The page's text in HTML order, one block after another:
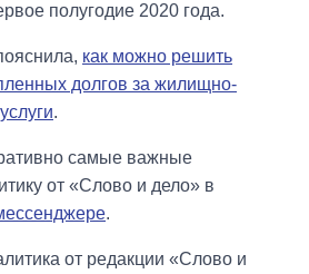
полугодие 2020 года.
как можно решить
долгов за жилищно-
.
самые важные
от «Слово и дело» в
.
от редакции «Слово и